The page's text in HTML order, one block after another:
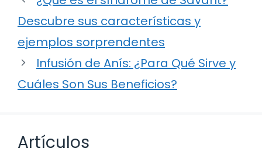
Descubre sus características y
ejemplos sorprendentes
Infusión de Anís: ¿Para Qué Sirve y
Cuáles Son Sus Beneficios?
Artículos